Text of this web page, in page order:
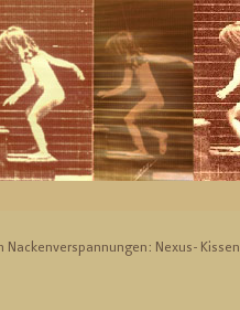
Na­cken­ver­span­nun­gen: Ne­xus- Kis­sen